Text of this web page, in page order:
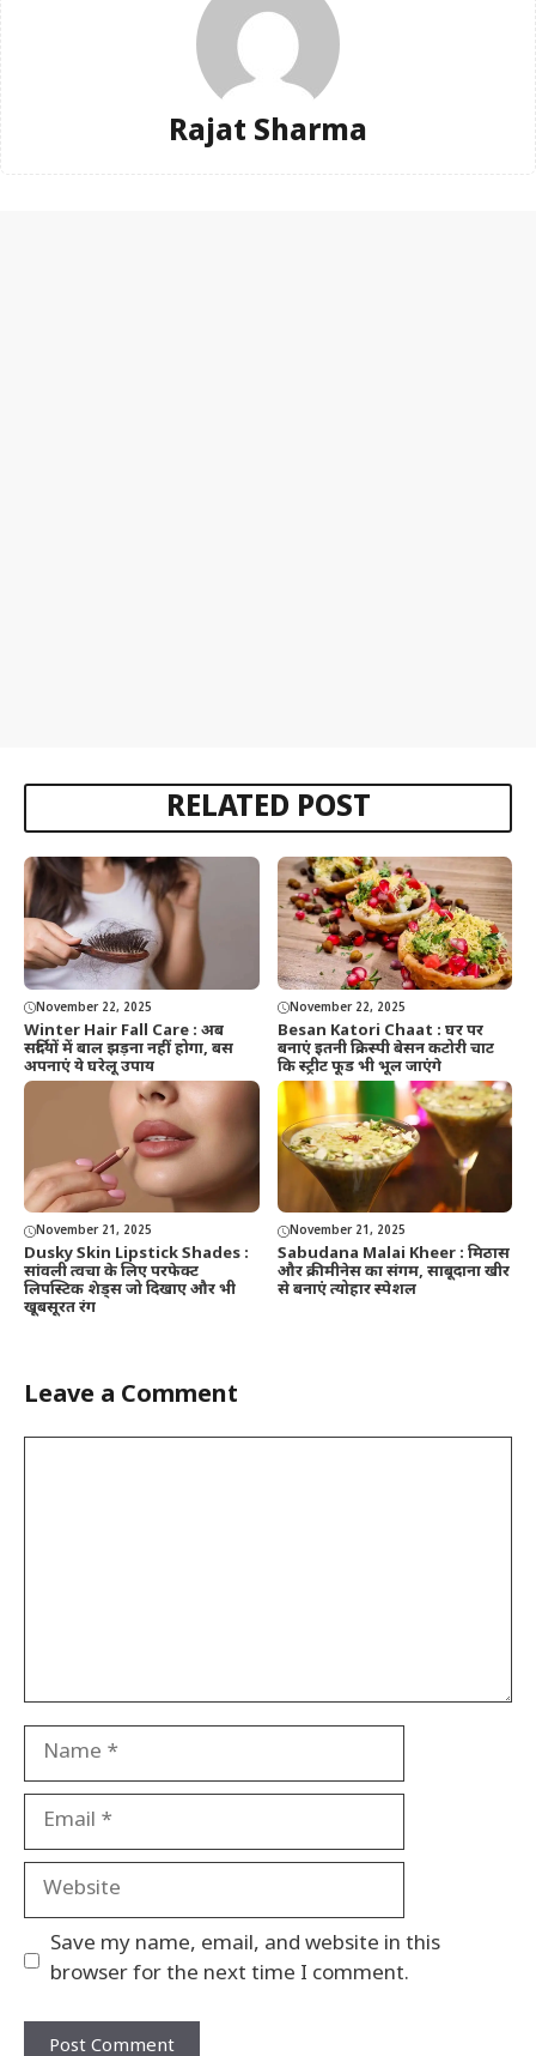
Rajat Sharma
RELATED POST
November 22, 2025
Winter Hair Fall Care : अब
सर्दियों में बाल झड़ना नहीं होगा, बस
अपनाएं ये घरेलू उपाय
November 22, 2025
Besan Katori Chaat : घर पर
बनाएं इतनी क्रिस्पी बेसन कटोरी चाट
कि स्ट्रीट फूड भी भूल जाएंगे
November 21, 2025
Dusky Skin Lipstick Shades :
सांवली त्वचा के लिए परफेक्ट
लिपस्टिक शेड्स जो दिखाए और भी
खूबसूरत रंग
November 21, 2025
Sabudana Malai Kheer : मिठास
और क्रीमीनेस का संगम, साबूदाना खीर
से बनाएं त्योहार स्पेशल
Leave a Comment
Name
Email
Website
Save my name, email, and website in this
browser for the next time I comment.